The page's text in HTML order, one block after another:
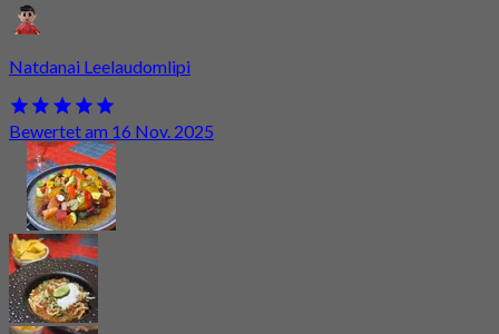
Natdanai Leelaudomlipi
Bewertet am 16 Nov. 2025